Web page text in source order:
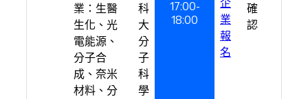
業：生醫
生化、光
電能源、
分子合
成、奈米
材料、分
科
大
分
子
科
學
17:00-
18:00
企
業
報
名
確
認